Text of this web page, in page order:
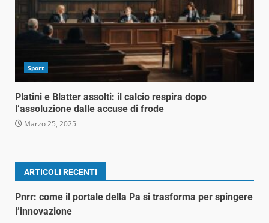
Sport
Platini e Blatter assolti: il calcio respira dopo
l’assoluzione dalle accuse di frode
Marzo 25, 2025
ARTICOLI RECENTI
Pnrr: come il portale della Pa si trasforma per spingere
l’innovazione